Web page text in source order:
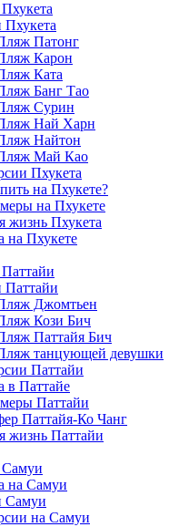
Патонг
Карон
Ката
Банг Тао
Сурин
Най Харн
Найтон
Май Као
Пхукета
на Пхукете?
на Пхукете
жизнь Пхукета
на Пхукете
Джомтьен
Кози Бич
Паттайя Бич
танцующей девушки
Паттайи
в Паттайе
Паттайи
Паттайя-Ко Чанг
жизнь Паттайи
на Самуи
Самуи
на Самуи